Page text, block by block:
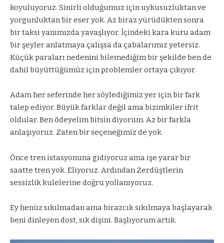
koyuluyoruz. Sinirli olduğumuz için uykusuzluktan ve
yorgunluktan bir eser yok. Az biraz yürüdükten sonra
bir taksi yanımızda yavaşlıyor. İçindeki kara kuru adam
bir şeyler anlatmaya çalışsa da çabalarımız yetersiz.
Küçük paraları nedenini bilemediğim bir şekilde ben de
dahil büyüttüğümüz için problemler ortaya çıkıyor.
Adam her seferinde her söylediğimiz yer için bir fark
talep ediyor. Büyük farklar değil ama bizimkiler ifrit
oldular. Ben ödeyelim bitsin diyorum. Az bir farkla
anlaşıyoruz. Zaten bir seçeneğimiz de yok.
Önce tren istasyonuna gidiyoruz ama işe yarar bir
saatte tren yok. Eliyoruz. Ardından Zerdüştlerin
sessizlik kulelerine doğru yollanıyoruz.
Ey henüz sıkılmadan ama birazcık sıkılmaya başlayarak
beni dinleyen dost, sık dişini. Başlıyorum artık.